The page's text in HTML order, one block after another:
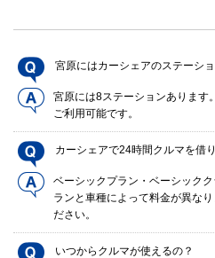
宮原にはカーシェアのステーシ
宮原には8ステーションあります
ご利用可能です。
カーシェアで24時間クルマを借
ベーシックプラン・ベーシック
ランと車種によって料金が異な
ださい。
いつからクルマが使えるの？